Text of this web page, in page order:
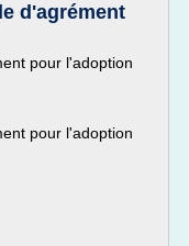
d'agrément
pour l'adoption
pour l'adoption